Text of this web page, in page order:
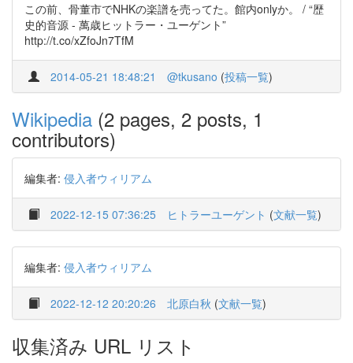
この前、骨董市でNHKの楽譜を売ってた。館内onlyか。 / “歴
史的音源 - 萬歳ヒットラー・ユーゲント”
http://t.co/xZfoJn7TfM
2014-05-21 18:48:21 @tkusano (投稿一覧)
Wikipedia (2 pages, 2 posts, 1
contributors)
編集者: 侵入者ウィリアム
2022-12-15 07:36:25 ヒトラーユーゲント (文献一覧)
編集者: 侵入者ウィリアム
2022-12-12 20:20:26 北原白秋 (文献一覧)
収集済み URL リスト